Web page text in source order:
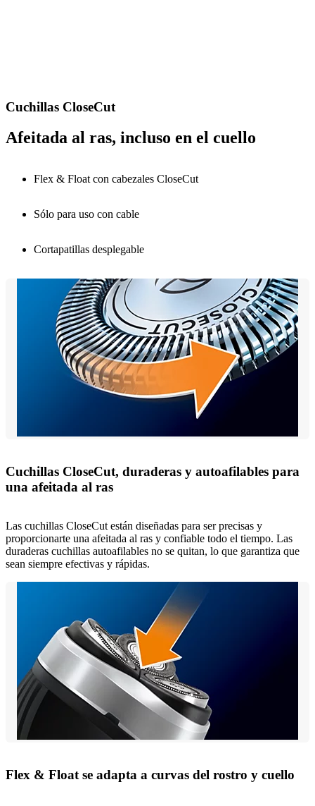
Cuchillas CloseCut
Afeitada al ras, incluso en el cuello
Flex & Float con cabezales CloseCut
Sólo para uso con cable
Cortapatillas desplegable
Cuchillas CloseCut, duraderas y autoafilables para
una afeitada al ras
Las cuchillas CloseCut están diseñadas para ser precisas y
proporcionarte una afeitada al ras y confiable todo el tiempo. Las
duraderas cuchillas autoafilables no se quitan, lo que garantiza que
sean siempre efectivas y rápidas.
Flex & Float se adapta a curvas del rostro y cuello